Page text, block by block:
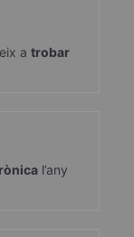
a trobar
l’any